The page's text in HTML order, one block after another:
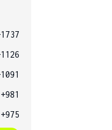
+981
+975